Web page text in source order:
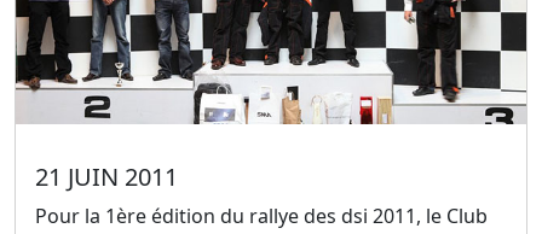
21 JUIN 2011
Pour la 1ère édition du rallye des dsi 2011, le Club